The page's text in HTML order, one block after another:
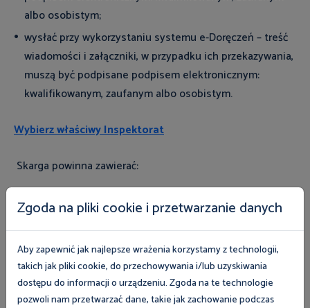
albo osobistym;
wysłać przy wykorzystaniu systemu e-Doręczeń – treść
wiadomości i załączniki, w przypadku ich przekazywania,
muszą być podpisane podpisem elektronicznym:
kwalifikowanym, zaufanym albo osobistym.
Wybierz właściwy Inspektorat
Skarga powinna zawierać:
imię i nazwisko wnoszącego;
przypadku skargi wnoszonej w postaci papierowej, a w
przypadku skargi wniesionej drogą elektroniczną adres
środka komunikacji elektronicznej (np. adres e-mail),
jeżeli nie wynika on z wniesionej skargi;
Zgoda na pliki cookie i przetwarzanie danych
Aby zapewnić jak najlepsze wrażenia korzystamy z technologii,
takich jak pliki cookie, do przechowywania i/lub uzyskiwania
dostępu do informacji o urządzeniu. Zgoda na te technologie
pozwoli nam przetwarzać dane, takie jak zachowanie podczas